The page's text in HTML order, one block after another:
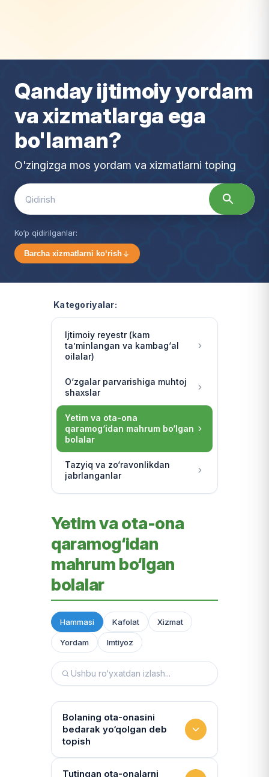
mtiy oz
Qanday ijtimoiy yordam
va xizmatlarga ega
bo'laman?
O'zingizga mos yordam va xizmatlarni toping
Search
for:
Ko‘p qidirilganlar:
Barcha xizmatlarni ko‘rish
Kategoriyalar:
Ijtimoiy reyestr (kam
ta’minlangan va kambag‘al
oilalar)
O‘zgalar parvarishiga muhtoj
shaxslar
Yetim va ota-ona
qaramog‘idan mahrum bo‘lgan
bolalar
Tazyiq va zo‘ravonlikdan
jabrlanganlar
Yetim va ota-ona
qaramog‘idan
mahrum bo‘lgan
bolalar
Hammasi Kafolat Xizmat
Yordam Imtiyoz
Bolaning ota-onasini
bedarak yo‘qolgan deb
topish
Hujjatlarni tiklash xizmati
Tutingan ota-onalarni